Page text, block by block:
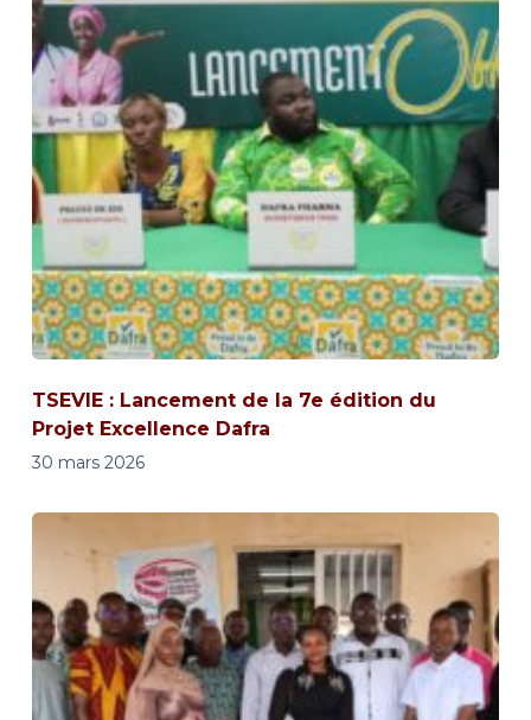
TSEVIE : Lancement de la 7e édition du
Projet Excellence Dafra
30 mars 2026